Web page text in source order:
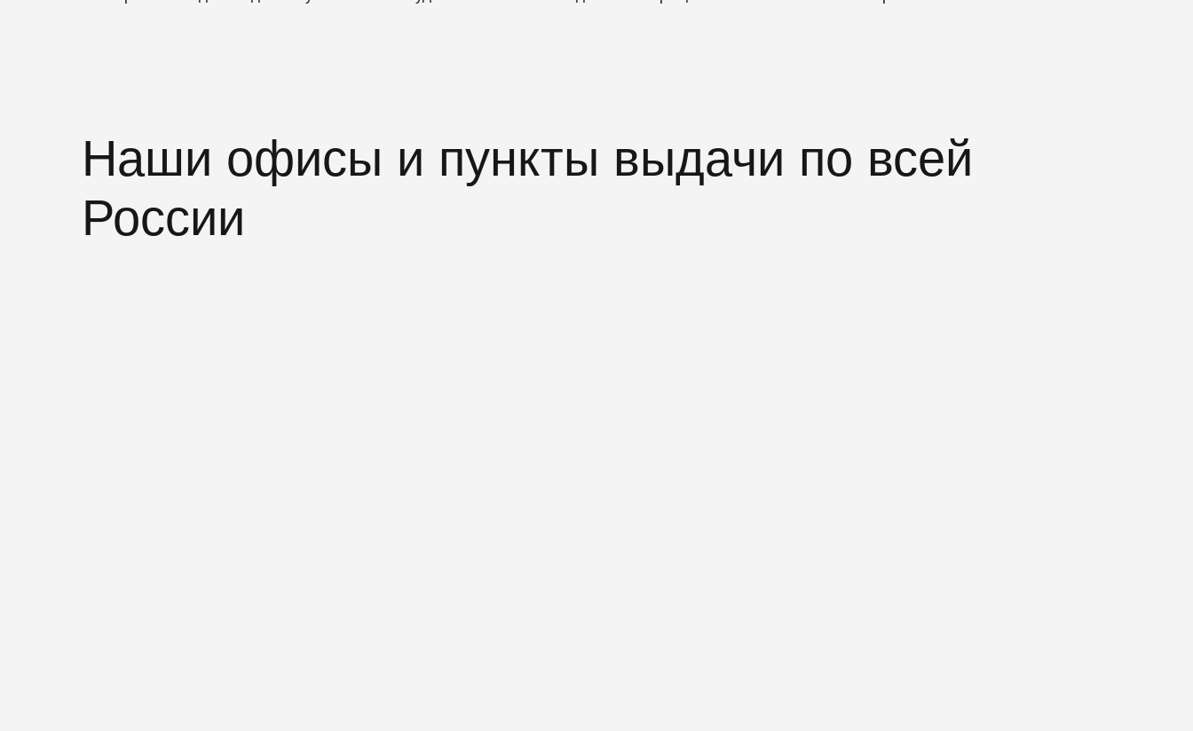
Наши офисы и пункты выдачи по всей
России